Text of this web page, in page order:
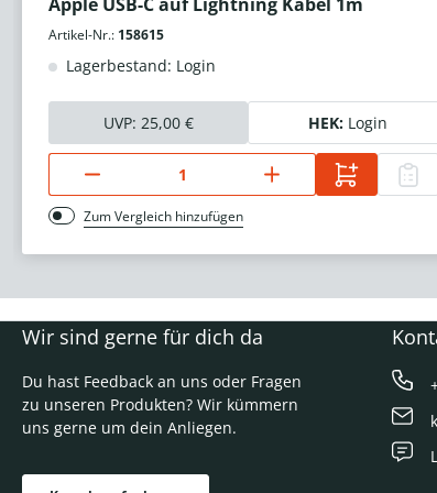
Artikel-Nr.: 158615
Lagerbestand: Login
UVP: 25,00 € HEK: Login
Zum Vergleich hinzufügen
Wir sind gerne für dich da
Du hast Feedback an uns oder Fragen
zu unseren Produkten? Wir kümmern
uns gerne um dein Anliegen.